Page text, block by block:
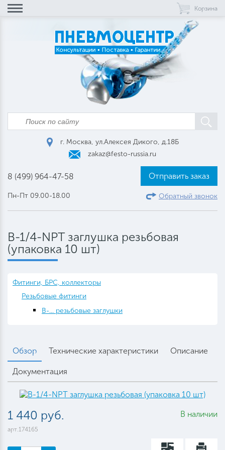
Корзина
г. Москва, ул.Алексея Дикого, д.18Б
zakaz@festo-russia.ru
8 (499) 964-47-58
Пн-Пт 09.00-18.00
Отправить заказ
Обратный звонок
B-1/4-NPT заглушка резьбовая
(упаковка 10 шт)
Фитинги, БРС, коллекторы
Резьбовые фитинги
B-... резьбовые заглушки
Обзор Технические характеристики Описание
Документация
1 440 руб.
арт.174165
В наличии